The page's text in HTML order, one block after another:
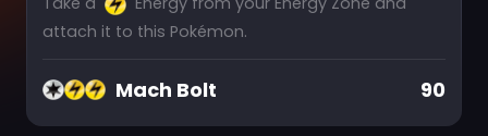
attach it to this Pokémon.
Mach Bolt 90